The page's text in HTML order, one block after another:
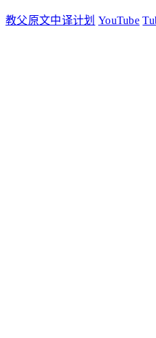
教父原文中译计划 YouTube